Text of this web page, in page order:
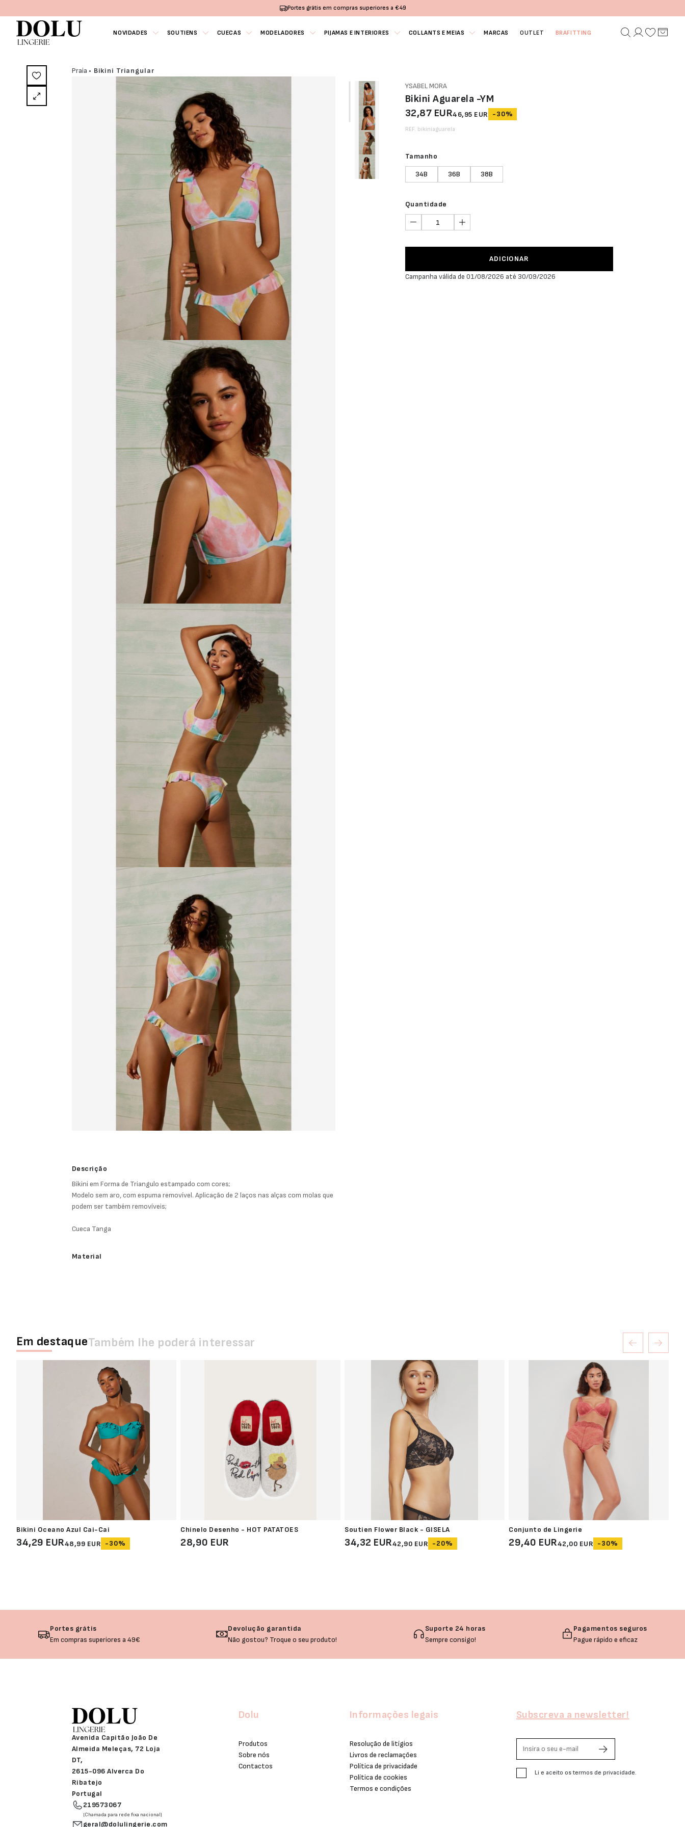
Portes grátis em compras superiores a €49
NOVIDADES SOUTIENS CUECAS MODELADORES PIJAMAS E INTERIORES COLLANTS E MEIAS MARCAS OUTLET BRAFITTING
Praia • Bikini Triangular
Descrição
Bikini em Forma de Triangulo estampado com cores;
Modelo sem aro, com espuma removível. Aplicação de 2 laços nas alças com molas que
podem ser também removíveis;
Cueca Tanga
Material
YSABEL MORA
Bikini Aguarela -YM
32,87 EUR46,95 EUR -30%
REF. bikiniaguarela
Tamanho
34B 36B 38B
Quantidade
ADICIONAR
Campanha válida de 01/08/2026 até 30/09/2026
Em destaqueTambém lhe poderá interessar
Bikini Oceano Azul Cai-Cai
34,29 EUR48,99 EUR -30%
Chinelo Desenho - HOT PATATOES
28,90 EUR
Soutien Flower Black - GISELA
34,32 EUR42,90 EUR -20%
Conjunto de Lingerie
29,40 EUR42,00 EUR -30%
Portes grátis
Em compras superiores a 49€
Devolução garantida
Não gostou? Troque o seu produto!
Suporte 24 horas
Sempre consigo!
Pagamentos seguros
Pague rápido e eficaz
Avenida Capitão João De
Almeida Meleças, 72 Loja
DT,
2615-096 Alverca Do
Ribatejo
Portugal
219573067
(Chamada para rede fixa nacional)
geral@dolulingerie.com
Dolu
Produtos
Sobre nós
Contactos
Informações legais
Resolução de litígios
Livros de reclamações
Política de privacidade
Política de cookies
Termos e condições
Subscreva a newsletter!
Li e aceito os termos de privacidade.